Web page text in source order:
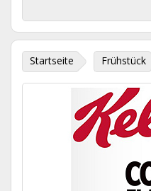
Startseite Frühstück